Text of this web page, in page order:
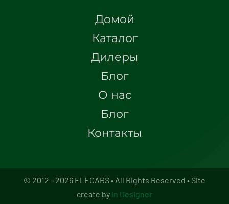
Домой
Каталог
Дилеры
Блог
О нас
Блог
Контакты
© 2012 - 2026 ELECARS • All Rights Reserved • Site
create by in Designer